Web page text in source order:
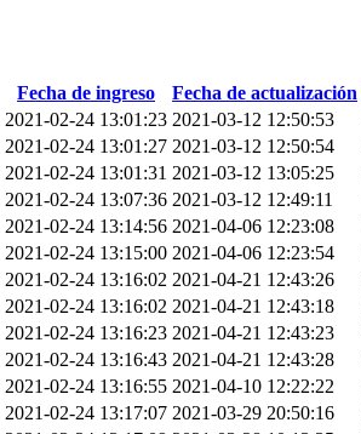
Fecha de ingreso Fecha de actualización
2021-02-24 13:01:23 2021-03-12 12:50:53
2021-02-24 13:01:27 2021-03-12 12:50:54
2021-02-24 13:01:31 2021-03-12 13:05:25
2021-02-24 13:07:36 2021-03-12 12:49:11
2021-02-24 13:14:56 2021-04-06 12:23:08
2021-02-24 13:15:00 2021-04-06 12:23:54
2021-02-24 13:16:02 2021-04-21 12:43:26
2021-02-24 13:16:02 2021-04-21 12:43:18
2021-02-24 13:16:23 2021-04-21 12:43:23
2021-02-24 13:16:43 2021-04-21 12:43:28
2021-02-24 13:16:55 2021-04-10 12:22:22
2021-02-24 13:17:07 2021-03-29 20:50:16